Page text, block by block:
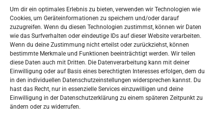
Um dir ein optimales Erlebnis zu bieten, verwenden wir Technologien wie
Cookies, um Geräteinformationen zu speichern und/oder darauf
zuzugreifen. Wenn du diesen Technologien zustimmst, können wir Daten
wie das Surfverhalten oder eindeutige IDs auf dieser Website verarbeiten.
Wenn du deine Zustimmung nicht erteilst oder zurückziehst, können
bestimmte Merkmale und Funktionen beeinträchtigt werden. Wir teilen
diese Daten auch mit Dritten. Die Datenverarbeitung kann mit deiner
Einwilligung oder auf Basis eines berechtigten Interesses erfolgen, dem du
in den individuellen Datenschutzeinstellungen widersprechen kannst. Du
hast das Recht, nur in essenzielle Services einzuwilligen und deine
Einwilligung in der Datenschutzerklärung zu einem späteren Zeitpunkt zu
ändern oder zu widerrufen.
Widerufsbelehrung
Oglašavanje / Postavite svoj oglas
Tko je “Idemo u Svijet – Njemačka?
Pretražite stranicu:
S
e
a